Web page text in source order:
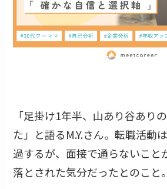
「足掛け1年半、山あり谷あり
た」と語るM.Y.さん。転職活動
過するが、面接で通らないこと
落とされた気分だったとのこと。